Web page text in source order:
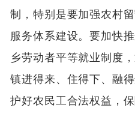
制，特别是要加强农村
服务体系建设。要加快
乡劳动者平等就业制度
镇进得来、住得下、融
护好农民工合法权益，